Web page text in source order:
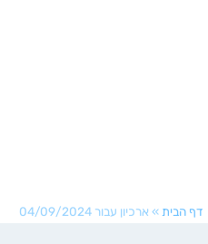
»ארכיון עבור 04/09/2024